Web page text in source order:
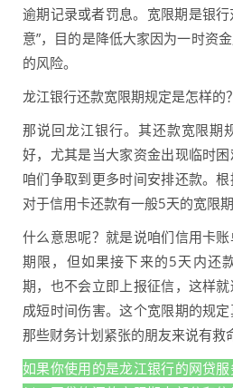
逾期记录或者罚息。宽限期是银行
意”，目的是降低大家因为一时资
的风险。
龙江银行还款宽限期规定是怎样的？
那说回龙江银行。其还款宽限期
好，尤其是当大家资金出现临时
咱们争取到更多时间安排还款。
对于信用卡还款有一般5天的宽限期
什么意思呢？就是说咱们信用卡
期限，但如果接下来的5天内还
期，也不会立即上报征信，这样
成短时间伤害。这个宽限期的规
那些财务计划紧张的朋友来说有救
如果你使用的是龙江银行的网贷